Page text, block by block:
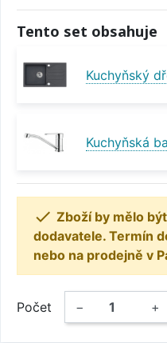
Tento set obsahuje
Kuchyňský
Kuchyňská
 Zboží by mělo
dodavatele. Termín
nebo na prodejně v
Počet − +